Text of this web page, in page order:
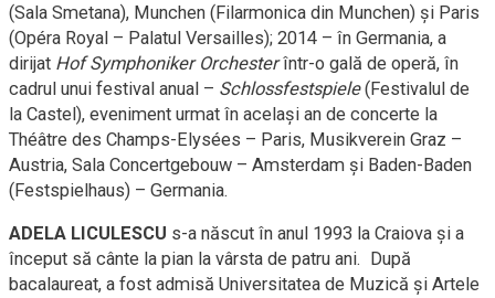
(Sala Smetana), Munchen (Filarmonica din Munchen) şi Paris
(Opéra Royal – Palatul Versailles); 2014 – în Germania, a
dirijat Hof Symphoniker Orchesterîntr-o gală de operă, în
cadrul unui festival anual – Schlossfestspiele(Festivalul de
la Castel), eveniment urmat în același an de concerte la
Théâtre des Champs-Elysées – Paris, Musikverein Graz –
Austria, Sala Concertgebouw – Amsterdam și Baden-Baden
(Festspielhaus) – Germania.
ADELA LICULESCU s-a născut în anul 1993 la Craiova și a
început să cânte la pian la vârsta de patru ani. După
bacalaureat, a fost admisă Universitatea de Muzică şi Artele